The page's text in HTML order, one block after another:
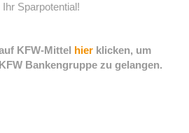
Sparpotential!
KFW-Mittel hier klicken, um
Bankengruppe zu gelangen.